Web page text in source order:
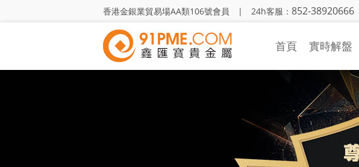
香港金銀業貿易場AA類106號會員 | 24h客服： 852-38920666
首頁 實時解盤